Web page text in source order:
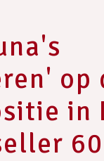
op
in
60